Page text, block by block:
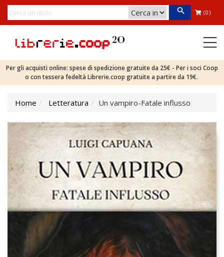
(0)
Per gli acquisti online: spese di spedizione gratuite da 25€ - Per i soci Coop
o con tessera fedeltà Librerie.coop gratuite a partire da 19€.
Home Letteratura Un vampiro-Fatale influsso